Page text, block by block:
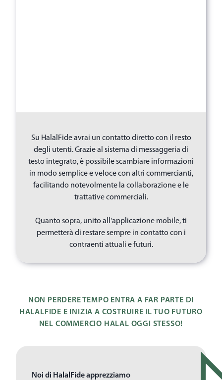
Su HalalFide avrai un contatto diretto con il resto
degli utenti. Grazie al sistema di messaggeria di
testo integrato, è possibile scambiare informazioni
in modo semplice e veloce con altri commercianti,
facilitando notevolmente la collaborazione e le
trattative commerciali.
Quanto sopra, unito all'applicazione mobile, ti
permetterà di restare sempre in contatto con i
contraenti attuali e futuri.
NON PERDERE TEMPO ENTRA A FAR PARTE DI
HALALFIDE E INIZIA A COSTRUIRE IL TUO FUTURO
NEL COMMERCIO HALAL OGGI STESSO!
Noi di HalalFide apprezziamo